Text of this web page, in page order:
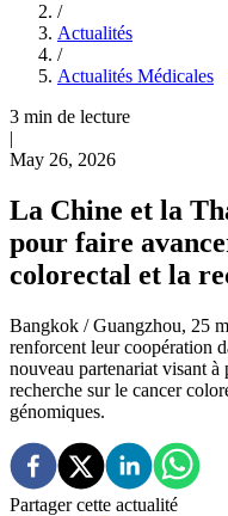
/
Actualités
/
Actualités Médicales
3 min de lecture
|
May 26, 2026
La Chine et la
pour faire
colorectal et la
Bangkok / Guangzhou, 25
renforcent leur coopération
nouveau partenariat visant
recherche sur le cancer
génomiques.
Partager cette actualité